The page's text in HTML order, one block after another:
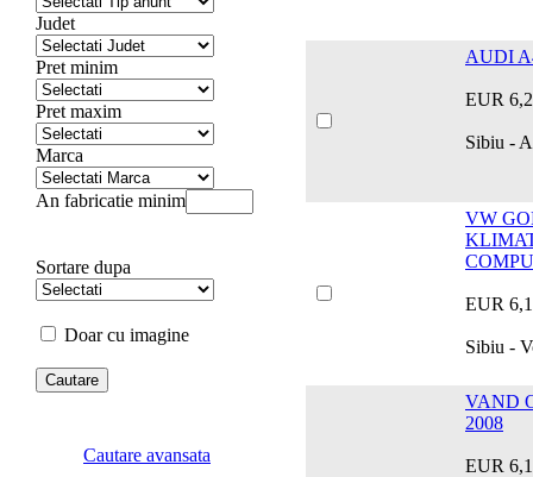
Judet
Pret minim
Pret maxim
Marca
An fabricatie minim
Sortare dupa
Doar cu imagine
Cautare avansata
AUDI
EUR
Sibiu -
VW
EUR
Sibiu -
VAND
2008
EUR